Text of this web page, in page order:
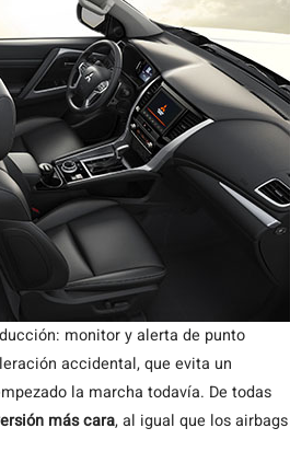
monitor y alerta de punto
accidental, que evita un
la marcha todavía. De todas
más cara, al igual que los airbags